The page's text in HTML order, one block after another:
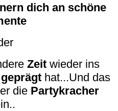
dich an schöne
Zeit wieder ins
geprägt hat...Und das
die Partykracher